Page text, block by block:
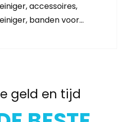
accessoires,
banden voor…
geld en tijd